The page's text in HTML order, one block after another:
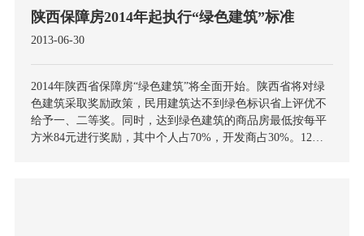
陕西保障房2014年起执行“绿色建筑”标准
2013-06-30
2014年陕西省保障房“绿色建筑”将全面开始。陕西省将对绿
色建筑采取奖励政策，民用建筑达不到绿色标识省上评优不
给予一、二等奖。同时，达到绿色建筑的商品房最低按每平
方米84元进行奖励，其中个人占70%，开发商占30%。12月5-